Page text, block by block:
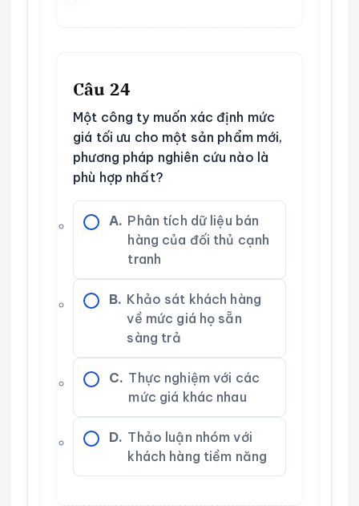
Câu 24
Một công ty muốn xác định mức
giá tối ưu cho một sản phẩm mới,
phương pháp nghiên cứu nào là
phù hợp nhất?
A. Phân tích dữ liệu bán
hàng của đối thủ cạnh
tranh
B. Khảo sát khách hàng
về mức giá họ sẵn
sàng trả
C. Thực nghiệm với các
mức giá khác nhau
D. Thảo luận nhóm với
khách hàng tiềm năng